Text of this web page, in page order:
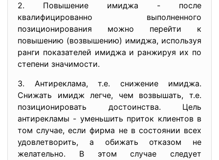
2. Повышение имиджа - после
квалифицированно выполненного
позиционирования можно перейти к
повышению (возвышению) имиджа, используя
ранги показателей имиджа и ранжируя их по
степени значимости.
3. Антиреклама, т.е. снижение имиджа.
Снижать имидж легче, чем возвышать, т.е.
позиционировать достоинства. Цель
антирекламы - уменьшить приток клиентов в
том случае, если фирма не в состоянии всех
удовлетворить, а обижать отказом не
желательно. В этом случае следует